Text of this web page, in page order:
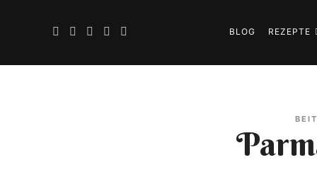
BLOG REZEPTE